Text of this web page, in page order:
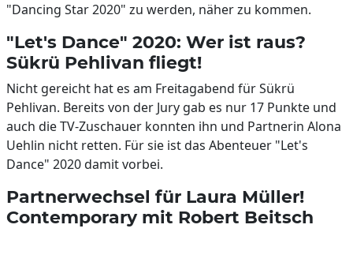
"Dancing Star 2020" zu werden, näher zu kommen.
"Let's Dance" 2020: Wer ist raus?
Sükrü Pehlivan fliegt!
Nicht gereicht hat es am Freitagabend für Sükrü
Pehlivan. Bereits von der Jury gab es nur 17 Punkte und
auch die TV-Zuschauer konnten ihn und Partnerin Alona
Uehlin nicht retten. Für sie ist das Abenteuer "Let's
Dance" 2020 damit vorbei.
Partnerwechsel für Laura Müller!
Contemporary mit Robert Beitsch